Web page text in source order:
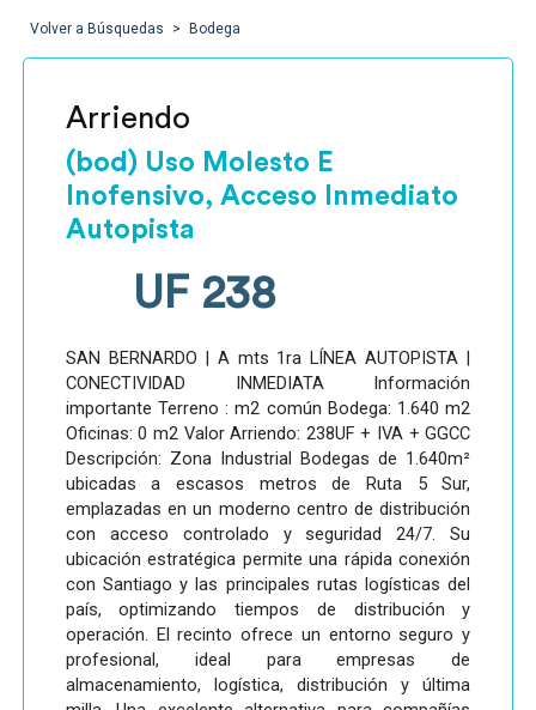
Volver a Búsquedas Bodega
Arriendo
(bod) Uso Molesto E
Inofensivo, Acceso Inmediato
Autopista
UF 238
SAN BERNARDO | A mts 1ra LÍNEA AUTOPISTA |
CONECTIVIDAD INMEDIATA Información
importante Terreno : m2 común Bodega: 1.640 m2
Oficinas: 0 m2 Valor Arriendo: 238UF + IVA + GGCC
Descripción: Zona Industrial Bodegas de 1.640m²
ubicadas a escasos metros de Ruta 5 Sur,
emplazadas en un moderno centro de distribución
con acceso controlado y seguridad 24/7. Su
ubicación estratégica permite una rápida conexión
con Santiago y las principales rutas logísticas del
país, optimizando tiempos de distribución y
operación. El recinto ofrece un entorno seguro y
profesional, ideal para empresas de
almacenamiento, logística, distribución y última